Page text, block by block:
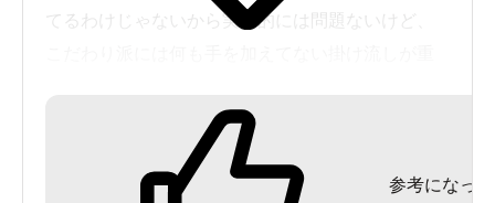
てるわけじゃないから実質的には問題ないけど、
露天は広いから、二つに分断して掛け流しエリア
と加温エリアに分けるぐらいは許容範囲だけど、
純粋な掛け流し湯だけは今後も残しておいて欲し参考になった